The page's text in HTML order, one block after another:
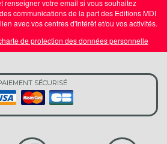
renseigner votre email si vous souhaitez
communications de la part des Editions MDI
avec vos centres d'Intérêt et/ou vos activités.
de protection des données personnelle
SÉCURISÉ